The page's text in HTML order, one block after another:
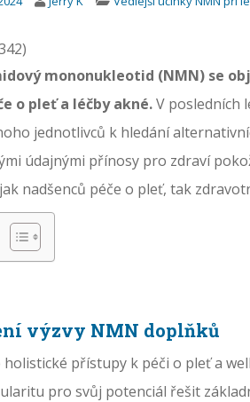
)
mononukleotid (NMN) se
o pleť a léčby akné.V posledních
jednotlivců k hledání
údajnými přínosy pro zdraví
nadšenců péče o pleť, tak
výzvy NMN doplňků
holistické přístupy k péči o pleť a
pro svůj potenciál řešit